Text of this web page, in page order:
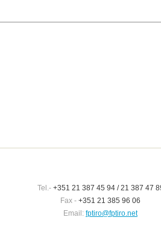
Tel.-+351 21 387 45 94 / 21 387 47
Fax - +351 21 385 96 06
Email: fptiro@fptiro.net